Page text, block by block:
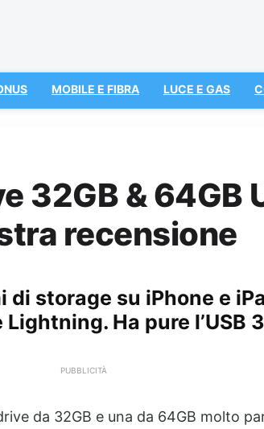
MOBILE E FIBRA LUCE E GAS
32GB & 64GB
recensione
di storage su iPhone e
Ha pure l’USB
PUBBLICITÀ
da 32GB e una da 64GB molto